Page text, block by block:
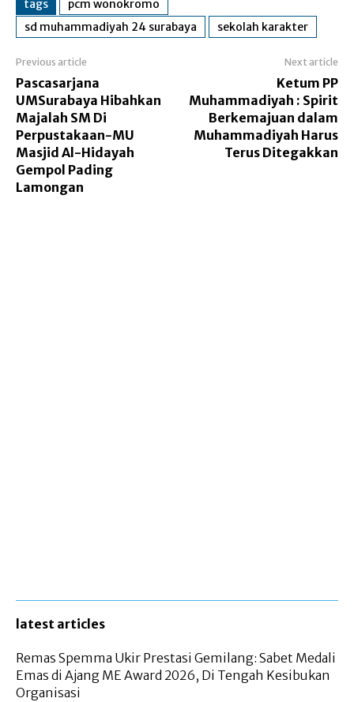
tags
pcm wonokromo
sd muhammadiyah 24 surabaya
sekolah karakter
Previous article
Pascasarjana
UMSurabaya Hibahkan
Majalah SM Di
Perpustakaan-MU
Masjid Al-Hidayah
Gempol Pading
Lamongan
Next article
Ketum PP
Muhammadiyah : Spirit
Berkemajuan dalam
Muhammadiyah Harus
Terus Ditegakkan
latest articles
Remas Spemma Ukir Prestasi Gemilang: Sabet Medali
Emas di Ajang ME Award 2026, Di Tengah Kesibukan
Organisasi